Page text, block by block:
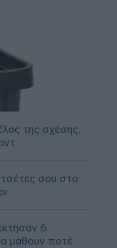
της σχέσης,
σου στο
6
μάθουν ποτέ